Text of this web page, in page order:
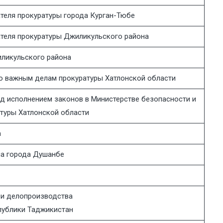
прокуратуры города Курган-Тюбе
прокуратуры Джиликульского района
района
важным делам прокуратуры Хатлонской области
исполнением законов в Министерстве безопасности и
Хатлонской области
города Душанбе
делопроизводства
Таджикистан